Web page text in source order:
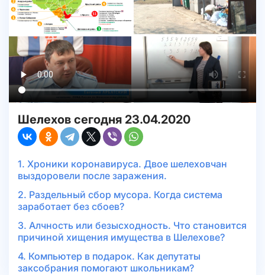
Шелехов сегодня 23.04.2020
1. Хроники коронавируса. Двое шелеховчан
выздоровели после заражения.
2. Раздельный сбор мусора. Когда система
заработает без сбоев?
3. Алчность или безысходность. Что становится
причиной хищения имущества в Шелехове?
4. Компьютер в подарок. Как депутаты
заксобрания помогают школьникам?